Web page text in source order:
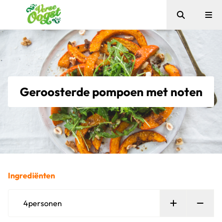
Verse Oogst
Zoeken
Geroosterde pompoen met noten
Ingrediënten
4personen Persoon